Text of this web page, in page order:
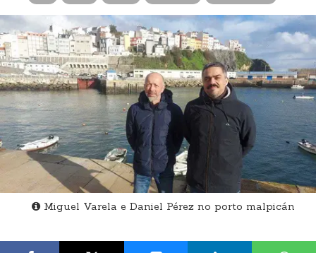
Miguel Varela e Daniel Pérez no porto malpicán